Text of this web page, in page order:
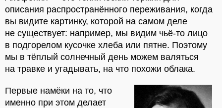
описания распространённого переживания, когда
вы видите картинку, которой на самом деле
не существует: например, мы видим чьё-то лицо
в подгорелом кусочке хлеба или пятне. Поэтому
мы в тёплый солнечный день можем валяться
на травке и угадывать, на что похожи облака.
Первые намёки на то, что
именно при этом делает